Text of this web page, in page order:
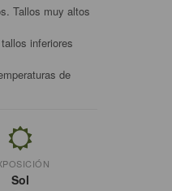
Tallos muy altos
inferiores
de
Sol